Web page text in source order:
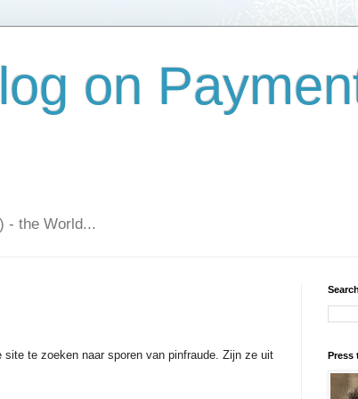
on
- the World...
te zoeken naar sporen van pinfraude. Zijn ze uit